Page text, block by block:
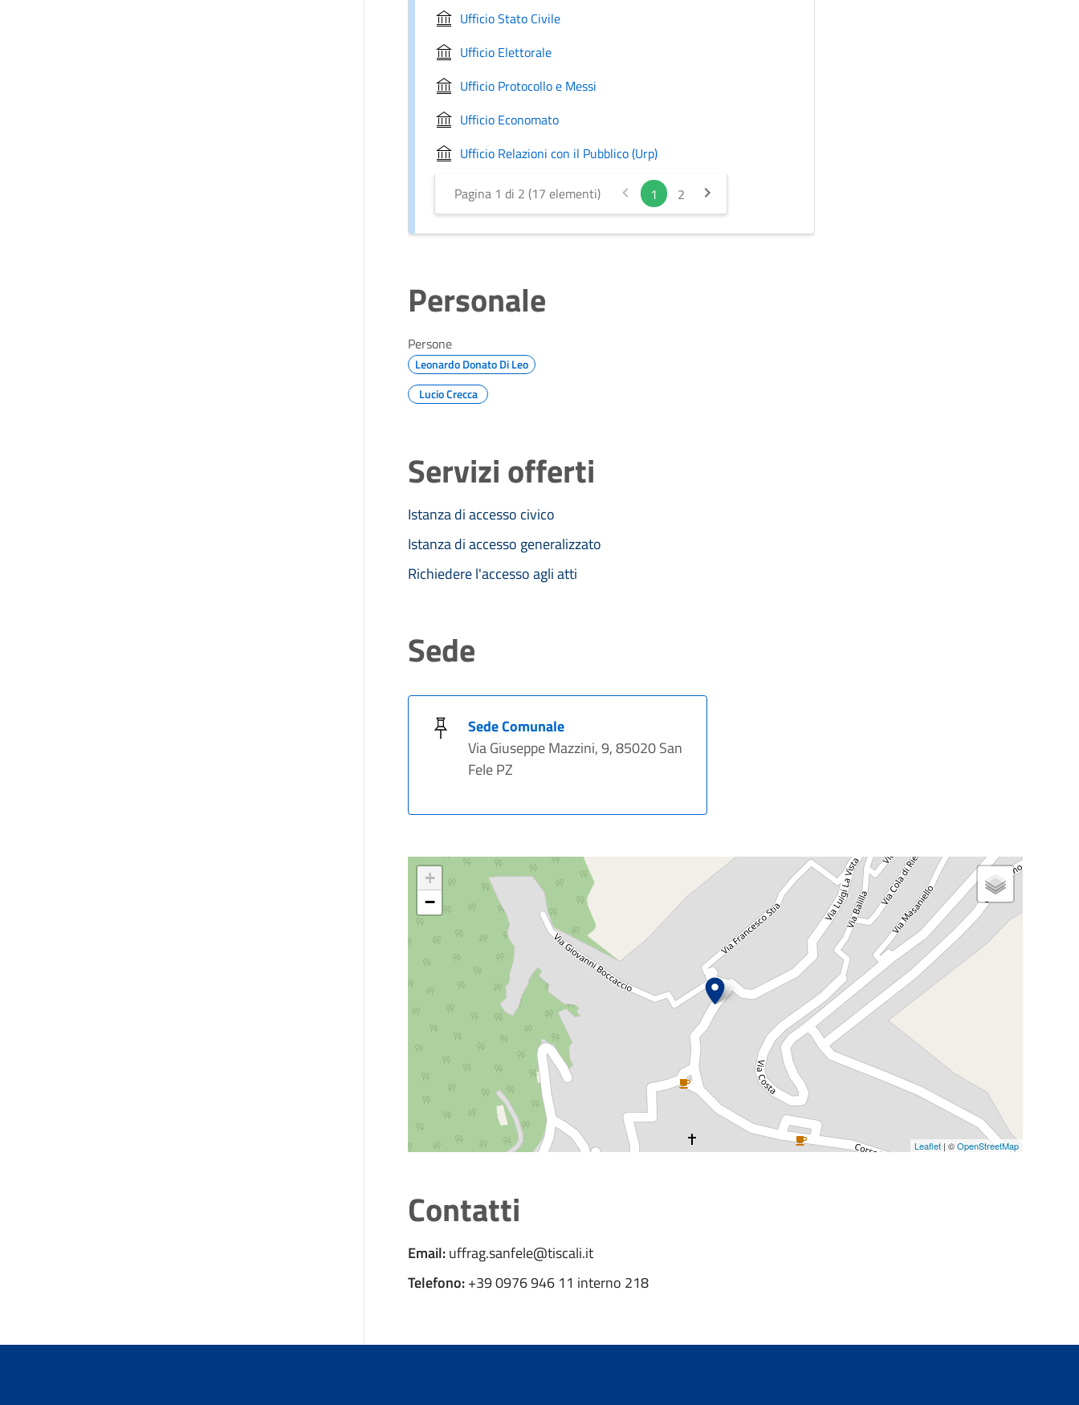
Ufficio Stato Civile
Ufficio Elettorale
Ufficio Protocollo e Messi
Ufficio Economato
Ufficio Relazioni con il Pubblico (Urp)
Pagina 1 di 2 (17 elementi) 1 2
Personale
Persone
Leonardo Donato Di Leo
Lucio Crecca
Servizi offerti
Istanza di accesso civico
Istanza di accesso generalizzato
Richiedere l'accesso agli atti
Sede
Sede Comunale
Via Giuseppe Mazzini, 9, 85020 San
Fele PZ
+
−
Leaflet| ©OpenStreetMap
Contatti
Email:uffrag.sanfele@tiscali.it
Telefono:+39 0976 946 11 interno 218